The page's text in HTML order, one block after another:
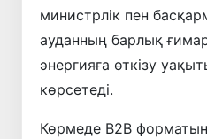
министрлік пен
ауданның барлық
энергияға өткізу
көрсетеді.
Көрмеде В2В